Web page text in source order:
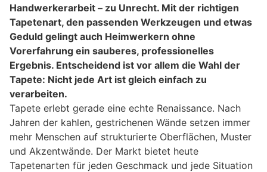
Handwerkerarbeit – zu Unrecht. Mit der richtigen
Tapetenart, den passenden Werkzeugen und etwas
Geduld gelingt auch Heimwerkern ohne
Vorerfahrung ein sauberes, professionelles
Ergebnis. Entscheidend ist vor allem die Wahl der
Tapete: Nicht jede Art ist gleich einfach zu
verarbeiten.
Tapete erlebt gerade eine echte Renaissance. Nach
Jahren der kahlen, gestrichenen Wände setzen immer
mehr Menschen auf strukturierte Oberflächen, Muster
und Akzentwände. Der Markt bietet heute
Tapetenarten für jeden Geschmack und jede Situation